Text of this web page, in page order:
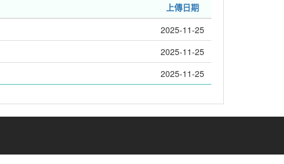
上傳日期
2025-11-25
2025-11-25
2025-11-25